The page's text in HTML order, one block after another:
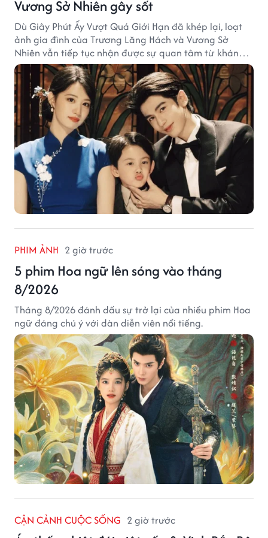
Vương Sở Nhiên gây sốt
Dù Giây Phút Ấy Vượt Quá Giới Hạn đã khép lại, loạt
ảnh gia đình của Trương Lăng Hách và Vương Sở
Nhiên vẫn tiếp tục nhận được sự quan tâm từ khán
giả.
PHIM ẢNH 2 giờ trước
5 phim Hoa ngữ lên sóng vào tháng
8/2026
Tháng 8/2026 đánh dấu sự trở lại của nhiều phim Hoa
ngữ đáng chú ý với dàn diễn viên nổi tiếng.
CẬN CẢNH CUỘC SỐNG 2 giờ trước